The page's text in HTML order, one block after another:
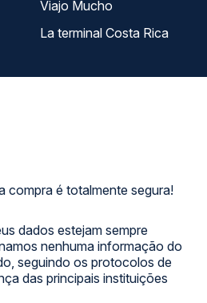
compra é totalmente segura!
dados estejam sempre
nenhuma informação do
seguindo os protocolos de
das principais instituições
Viajo Mucho
La terminal Costa Rica